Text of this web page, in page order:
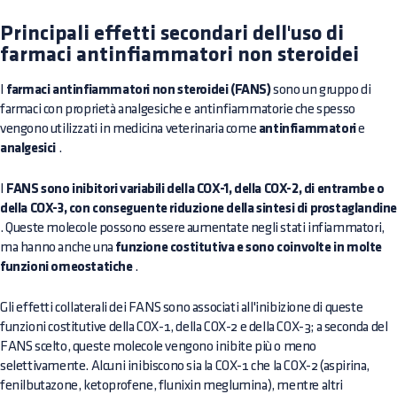
Principali effetti secondari dell'uso di
farmaci antinfiammatori non steroidei
farmaci antinfiammatori non steroidei (FANS)sono un gruppo di
farmaci con proprietà analgesiche e antinfiammatorie che spesso
vengono utilizzati in medicina veterinaria come antinfiammatorie
analgesici .
FANS sono inibitori variabili della COX-1, della COX-2, di entrambe o
della COX-3, con conseguente riduzione della sintesi di prostaglandine
. Queste molecole possono essere aumentate negli stati infiammatori,
ma hanno anche una funzione costitutiva e sono coinvolte in molte
funzioni omeostatiche.
Gli effetti collaterali dei FANS sono associati all'inibizione di queste
funzioni costitutive della COX-1, della COX-2 e della COX-3; a seconda del
FANS scelto, queste molecole vengono inibite più o meno
selettivamente. Alcuni inibiscono sia la COX-1 che la COX-2 (aspirina,
fenilbutazone, ketoprofene, flunixin meglumina), mentre altri